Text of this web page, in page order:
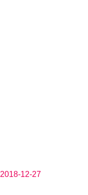
2018-12-27